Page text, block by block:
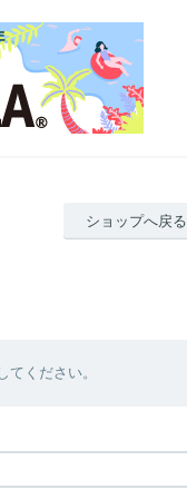
ショップへ戻る
ください。